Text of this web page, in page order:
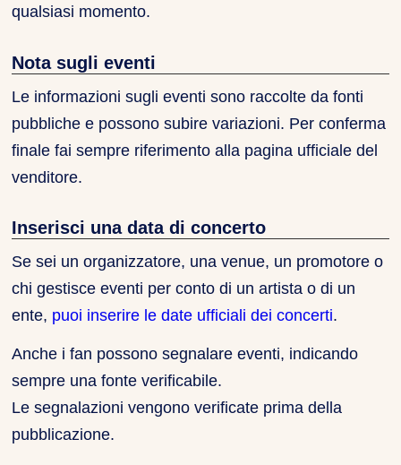
qualsiasi momento.
Nota sugli eventi
Le informazioni sugli eventi sono raccolte da fonti
pubbliche e possono subire variazioni. Per conferma
finale fai sempre riferimento alla pagina ufficiale del
venditore.
Inserisci una data di concerto
Se sei un organizzatore, una venue, un promotore o
chi gestisce eventi per conto di un artista o di un
ente, puoi inserire le date ufficiali dei concerti.
Anche i fan possono segnalare eventi, indicando
sempre una fonte verificabile.
Le segnalazioni vengono verificate prima della
pubblicazione.